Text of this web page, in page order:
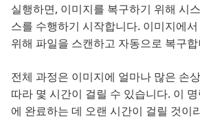
실행하면, 이미지를 복구하기 위해 시
스를 수행하기 시작합니다. 이미지에
위해 파일을 스캔하고 자동으로 복구
전체 과정은 이미지에 얼마나 많은 손
따라 몇 시간이 걸릴 수 있습니다. 이
에 완료하는 데 오랜 시간이 걸릴 것이